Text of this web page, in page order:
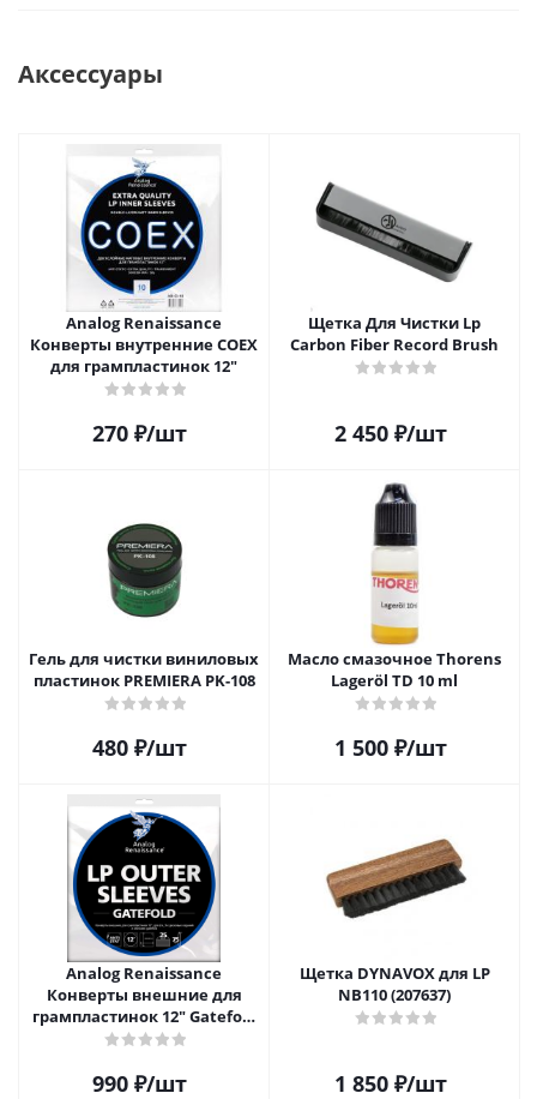
Аксессуары
Analog Renaissance
Конверты внутренние COEX
для грампластинок 12"
270 ₽/шт
Щетка Для Чистки Lp
Carbon Fiber Record Brush
2 450₽/шт
Гель для чистки виниловых
пластинок PREMIERA PK-108
480 ₽/шт
Масло смазочное Thorens
Lageröl TD 10 ml
1 500₽/шт
Analog Renaissance
Конверты внешние для
грампластинок 12" Gatefold
(25 шт)
990 ₽/шт
Щетка DYNAVOX для LP
NB110 (207637)
1 850₽/шт